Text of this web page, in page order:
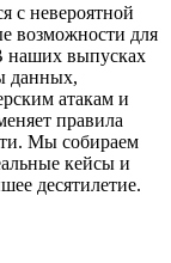
с невероятной
возможности для
наших выпусках
данных,
атакам и
правила
Мы собираем
кейсы и
десятилетие.